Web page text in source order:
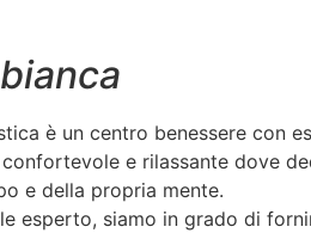
è un centro benessere con
e rilassante dove
e della propria mente.
esperto, siamo in grado di